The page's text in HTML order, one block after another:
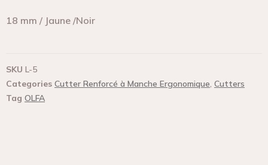
18 mm / Jaune /Noir
SKU L-5
Categories Cutter Renforcé à Manche Ergonomique, Cutters
Tag OLFA